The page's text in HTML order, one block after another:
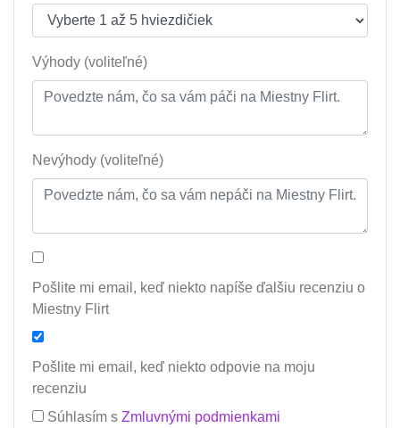
Výhody (voliteľné)
Nevýhody (voliteľné)
Pošlite mi email, keď niekto napíše ďalšiu recenziu o
Miestny Flirt
Pošlite mi email, keď niekto odpovie na moju
recenziu
Súhlasím s Zmluvnými podmienkami